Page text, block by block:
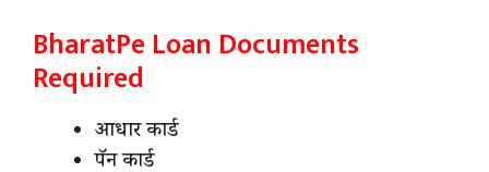
BharatPe Loan Documents
Required
आधार कार्ड
पॅन कार्ड